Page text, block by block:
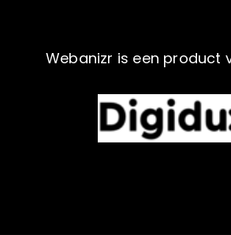
Webanizr is een product